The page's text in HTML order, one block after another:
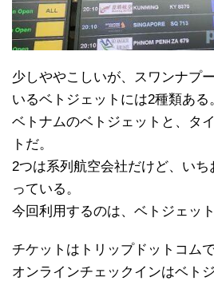
少しややこしいが、スワンナプ
いるベトジェットには2種類ある
ベトナムのベトジェットと、タ
トだ。
2つは系列航空会社だけど、い
っている。
今回利用するのは、ベトジェット
チケットはトリップドットコムで
オンラインチェックインはベト